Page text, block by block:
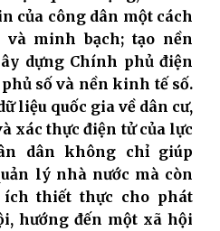
của công dân một cách
minh bạch; tạo nền
dựng Chính phủ điện
số và nền kinh tế số.
liệu quốc gia về dân cư,
xác thực điện tử của lực
dân không chỉ giúp
lý nhà nước mà còn
thiết thực cho phát
hướng đến một xã hội